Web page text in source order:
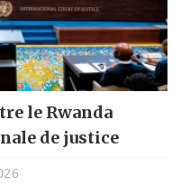
le Rwanda
de justice